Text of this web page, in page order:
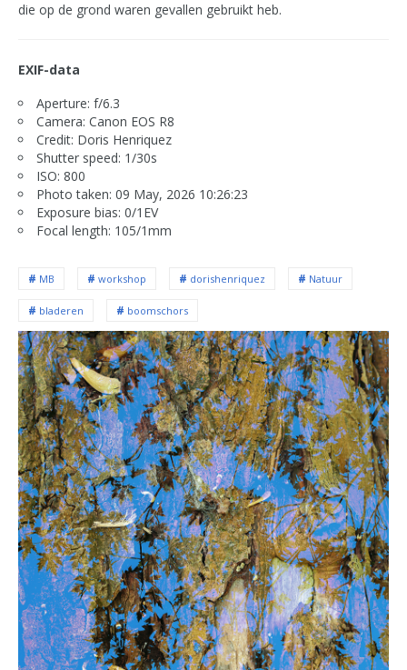
die op de grond waren gevallen gebruikt heb.
EXIF-data
Aperture: f/6.3
Camera: Canon EOS R8
Credit: Doris Henriquez
Shutter speed: 1/30s
ISO: 800
Photo taken: 09 May, 2026 10:26:23
Exposure bias: 0/1EV
Focal length: 105/1mm
MB workshop dorishenriquez Natuur
bladeren boomschors